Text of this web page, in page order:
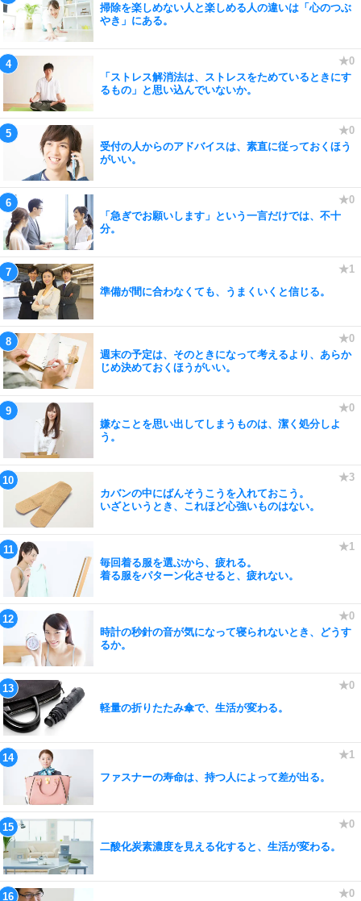
掃除を楽しめない人と楽しめる人の違いは「心のつぶ
やき」にある。
「ストレス解消法は、ストレスをためているときにす
るもの」と思い込んでいないか。
受付の人からのアドバイスは、素直に従っておくほう
がいい。
「急ぎでお願いします」という一言だけでは、不十
分。
準備が間に合わなくても、うまくいくと信じる。
週末の予定は、そのときになって考えるより、あらか
じめ決めておくほうがいい。
嫌なことを思い出してしまうものは、潔く処分しよ
う。
カバンの中にばんそうこうを入れておこう。
いざというとき、これほど心強いものはない。
毎回着る服を選ぶから、疲れる。
着る服をパターン化させると、疲れない。
時計の秒針の音が気になって寝られないとき、どうす
るか。
軽量の折りたたみ傘で、生活が変わる。
ファスナーの寿命は、持つ人によって差が出る。
二酸化炭素濃度を見える化すると、生活が変わる。